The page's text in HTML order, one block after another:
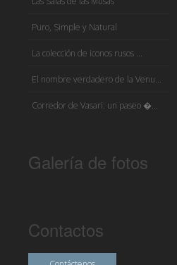
Puro, Simple y Natural
La colección de iconos rusos ...
El nombre verdadero de la Venu...
Corredor de Vasari: un paseo �...
Galería de fotos
Contactos